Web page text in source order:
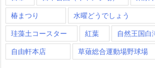
椿まつり
水曜どうでしょう
珪藻土コースター
紅葉
自然王国白
自由軒本店
草薙総合運動場野球場